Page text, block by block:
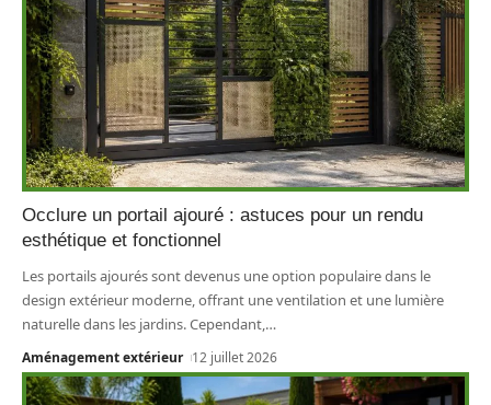
Occlure un portail ajouré : astuces pour un rendu
esthétique et fonctionnel
Les portails ajourés sont devenus une option populaire dans le
design extérieur moderne, offrant une ventilation et une lumière
naturelle dans les jardins. Cependant,…
Aménagement extérieur 12 juillet 2026